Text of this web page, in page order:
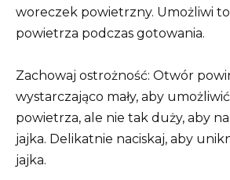
woreczek powietrzny. Umożliwi
powietrza podczas gotowania.
Zachowaj ostrożność: Otwór
wystarczająco mały, aby
powietrza, ale nie tak duży, aby
jajka. Delikatnie naciskaj, aby
jajka.